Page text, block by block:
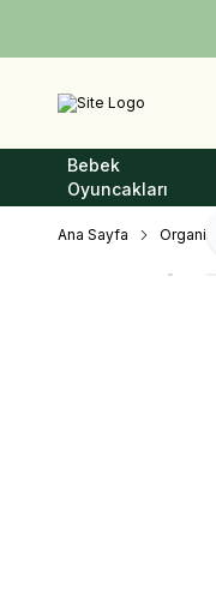
Bebek
Oyuncakları
Ana Sayfa